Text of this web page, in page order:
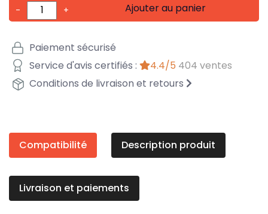
- + Ajouter au panier
Paiement sécurisé
Service d'avis certifiés :
4.4/5 404 ventes
Conditions de livraison et retours
Compatibilité Description produit
Livraison et paiements